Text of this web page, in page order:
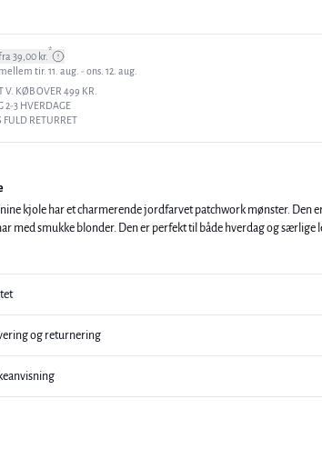
39,00 kr.*
tir. 11. aug. - ons. 12. aug.
V. KØB OVER 499 KR.
2-3 HVERDAGE
FULD RETURRET
kjole har et charmerende jordfarvet patchwork mønster. Den
med smukke blonder. Den er perfekt til både hverdag og særlige
og returnering